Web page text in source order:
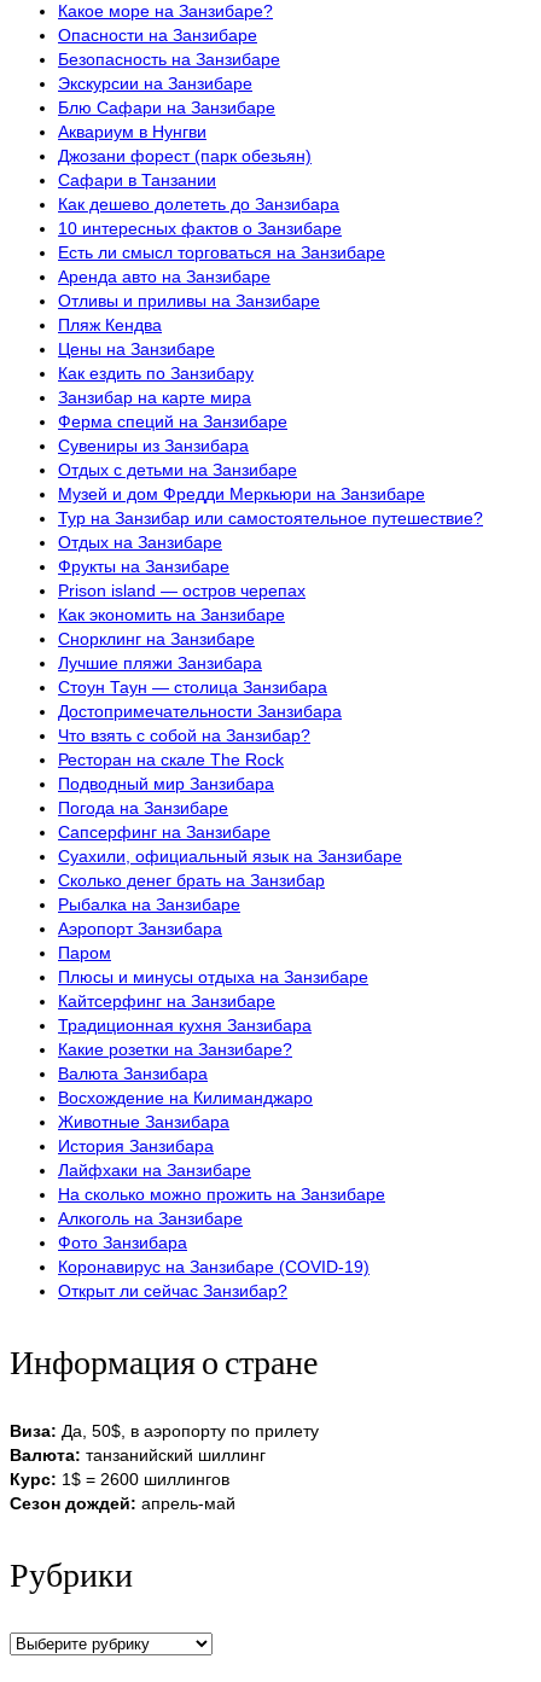
Какое море на Занзибаре?
Опасности на Занзибаре
Безопасность на Занзибаре
Экскурсии на Занзибаре
Блю Сафари на Занзибаре
Аквариум в Нунгви
Джозани форест (парк обезьян)
Сафари в Танзании
Как дешево долететь до Занзибара
10 интересных фактов о Занзибаре
Есть ли смысл торговаться на Занзибаре
Аренда авто на Занзибаре
Отливы и приливы на Занзибаре
Пляж Кендва
Цены на Занзибаре
Как ездить по Занзибару
Занзибар на карте мира
Ферма специй на Занзибаре
Сувениры из Занзибара
Отдых с детьми на Занзибаре
Музей и дом Фредди Меркьюри на Занзибаре
Тур на Занзибар или самостоятельное путешествие?
Отдых на Занзибаре
Фрукты на Занзибаре
Prison island — остров черепах
Как экономить на Занзибаре
Снорклинг на Занзибаре
Лучшие пляжи Занзибара
Стоун Таун — столица Занзибара
Достопримечательности Занзибара
Что взять с собой на Занзибар?
Ресторан на скале The Rock
Подводный мир Занзибара
Погода на Занзибаре
Сапсерфинг на Занзибаре
Суахили, официальный язык на Занзибаре
Сколько денег брать на Занзибар
Рыбалка на Занзибаре
Аэропорт Занзибара
Паром
Плюсы и минусы отдыха на Занзибаре
Кайтсерфинг на Занзибаре
Традиционная кухня Занзибара
Какие розетки на Занзибаре?
Валюта Занзибара
Восхождение на Килиманджаро
Животные Занзибара
История Занзибара
Лайфхаки на Занзибаре
На сколько можно прожить на Занзибаре
Алкоголь на Занзибаре
Фото Занзибара
Коронавирус на Занзибаре (COVID-19)
Открыт ли сейчас Занзибар?
Информация о стране
Виза: Да, 50$, в аэропорту по прилету
Валюта: танзанийский шиллинг
Курс: 1$ = 2600 шиллингов
Сезон дождей: апрель-май
Рубрики
Рубрики